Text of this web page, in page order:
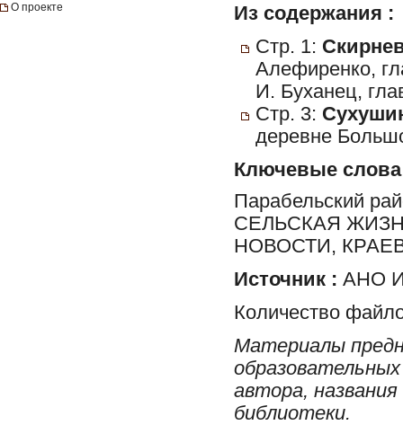
О проекте
Из содержания :
Стр. 1:
Алефиренко,
И. Буханец,
Стр. 3:
деревне
Ключевые слова
Парабельский
СЕЛЬСКАЯ
НОВОСТИ,
Источник : АНО
Количество
Материалы
автора,
библиотеки.